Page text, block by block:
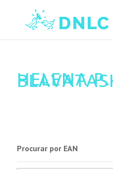
HELENA P.
Procurar por EAN